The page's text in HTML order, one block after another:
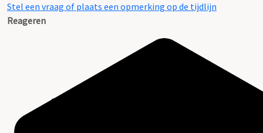
Stel een vraag of plaats een opmerking op de tijdlijn
Reageren